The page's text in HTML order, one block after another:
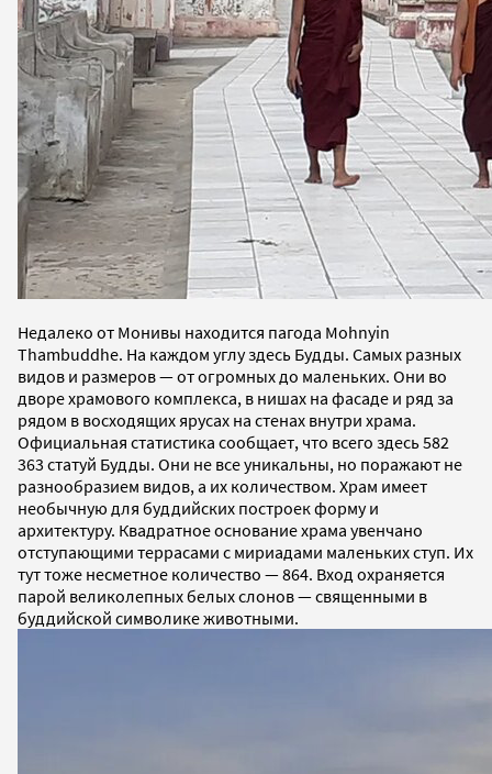
Недалеко от Монивы находится пагода Mohnyin
Thambuddhe. На каждом углу здесь Будды. Самых разных
видов и размеров — от огромных до маленьких. Они во
дворе храмового комплекса, в нишах на фасаде и ряд за
рядом в восходящих ярусах на стенах внутри храма.
Официальная статистика сообщает, что всего здесь 582
363 статуй Будды. Они не все уникальны, но поражают не
разнообразием видов, а их количеством. Храм имеет
необычную для буддийских построек форму и
архитектуру. Квадратное основание храма увенчано
отступающими террасами с мириадами маленьких ступ. Их
тут тоже несметное количество — 864. Вход охраняется
парой великолепных белых слонов — священными в
буддийской символике животными.